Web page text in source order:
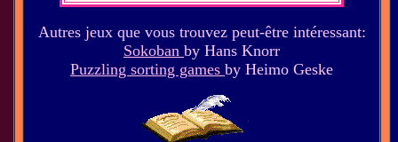
Autres jeux que vous trouvez peut-être intéressant:
Sokoban by Hans Knorr
Puzzling sorting games by Heimo Geske